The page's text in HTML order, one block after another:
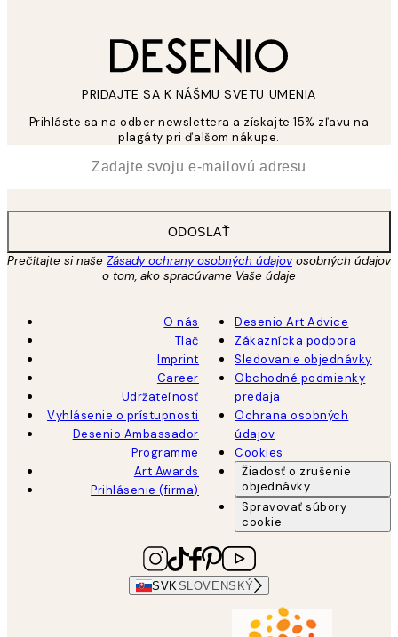
PRIDAJTE SA K NÁŠMU SVETU UMENIA
Prihláste sa na odber newslettera a získajte 15% zľavu na
plagáty pri ďalšom nákupe.
ODOSLAŤ
Prečítajte si naše Zásady ochrany osobných údajovosobných údajov
o tom, ako spracúvame Vaše údaje
O nás
Tlač
Imprint
Career
Udržateľnosť
Vyhlásenie o prístupnosti
Desenio Ambassador
Programme
Art Awards
Prihlásenie (firma)
Desenio Art Advice
Zákaznícka podpora
Sledovanie objednávky
Obchodné podmienky
predaja
Ochrana osobných
údajov
Cookies
Žiadosť o zrušenie
objednávky
Spravovať súbory
cookie
SVK SLOVENSKÝ